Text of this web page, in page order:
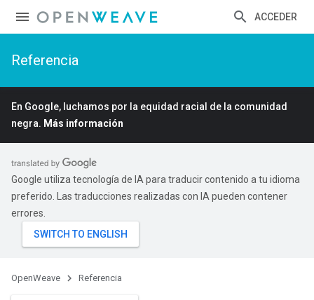
ACCEDER
Referencia
En Google, luchamos por la equidad racial de la comunidad
negra. Más información
Google utiliza tecnología de IA para traducir contenido a tu idioma
preferido. Las traducciones realizadas con IA pueden contener
errores.
OpenWeave Referencia